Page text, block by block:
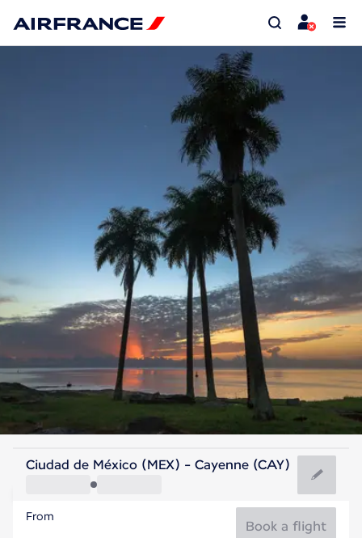
French Guiana
Cayenne
French Guiana
Ciudad de México (MEX) - Cayenne (CAY)
From
Book a flight